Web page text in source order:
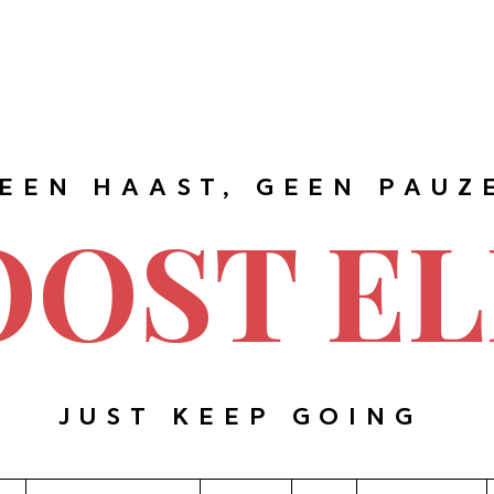
HAAST, GEEN
JUST KEEP GOING